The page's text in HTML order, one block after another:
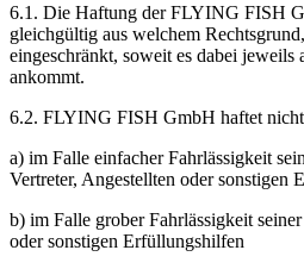
6.1. Die Haftung der FLYING FISH
gleichgültig aus welchem
eingeschränkt, soweit es dabei jeweils
ankommt.
6.2. FLYING FISH GmbH haftet
a) im Falle einfacher Fahrlässigkeit
Vertreter, Angestellten oder sonstigen
b) im Falle grober Fahrlässigkeit
oder sonstigen Erfüllungshilfen